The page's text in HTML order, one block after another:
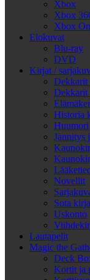
Xbox
Xbox
Xbox
Elokuvat
Blu-ray
DVD
Kirjat /
Dekkarit
Dekkarit
Historia
Huumori
Jännitys
Novellit
Sota
Uskonto
Lautapelit
Magic the
Deck
Kortit ja